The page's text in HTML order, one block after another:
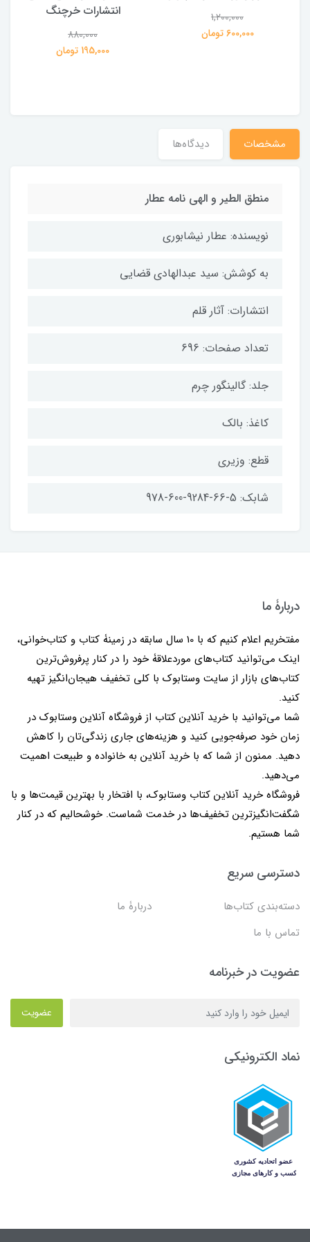
1,200,000
600,000 تومان
انتشارات خرچنگ
880,000
195,000 تومان
مشخصات دیدگاه‌ها
منطق الطیر و الهی نامه عطار
نویسنده: عطار نیشابوری
به کوشش: سید عبدالهادی قضایی
انتشارات: آثار قلم
تعداد صفحات: 696
جلد: گالینگور چرم
کاغذ: بالک
قطع: وزیری
شابک: 5-66-9284-600-978
دربارۀ ما
مفتخریم اعلام کنیم که با 10 سال سابقه در زمینۀ کتاب و کتاب‌خوانی،
اینک می‌توانید کتاب‌های موردعلاقۀ خود را در کنار پرفروش‌ترین
کتاب‌های بازار از سایت وستابوک با کلی تخفیف هیجان‌انگیز تهیه
کنید.
شما می‌توانید با خرید آنلاین کتاب از فروشگاه آنلاین وستابوک در
زمان خود صرفه‌جویی کنید و هزینه‌های جاری زندگی‌تان را کاهش
دهید. ممنون از شما که با خرید آنلاین به خانواده و طبیعت اهمیت
می‌دهید.
فروشگاه خرید آنلاین کتاب وستابوک، با افتخار با بهترین قیمت‌ها و با
شگفت‌انگیزترین تخفیف‌ها در خدمت شماست. خوشحالیم که در کنار
شما هستیم.
دسترسی سریع
دسته‌بندی کتاب‌ها
دربارۀ ما
تماس با ما
عضویت در خبرنامه
عضویت
نماد الکترونیکی